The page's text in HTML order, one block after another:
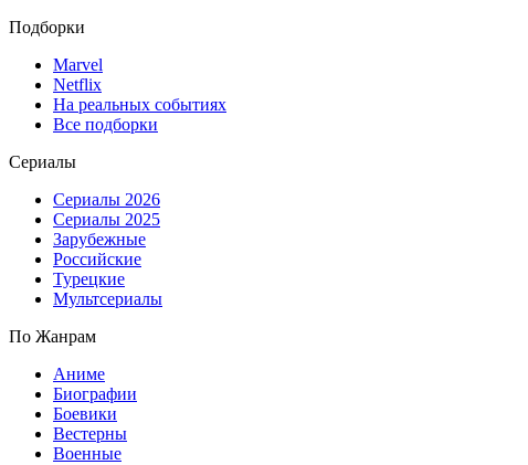
Подборки
Marvel
Netflix
На реальных событиях
Все подборки
Сериалы
Сериалы 2026
Сериалы 2025
Зарубежные
Российские
Турецкие
Мультсериалы
По Жанрам
Аниме
Биографии
Боевики
Вестерны
Военные